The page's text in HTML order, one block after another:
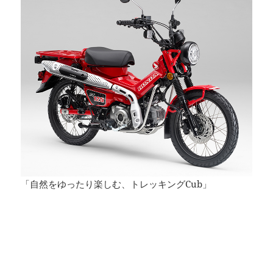
「自然をゆったり楽しむ、トレッキングCub」